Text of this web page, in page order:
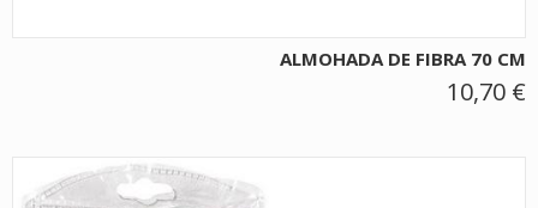
ALMOHADA DE FIBRA 70 CM
10,70 €